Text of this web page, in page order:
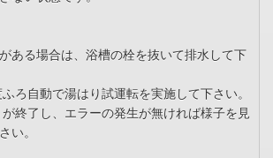
る場合は、浴槽の栓を抜いて排水して下
自動で湯はり試運転を実施して下さい。
了し、エラーの発生が無ければ様子を見
い。